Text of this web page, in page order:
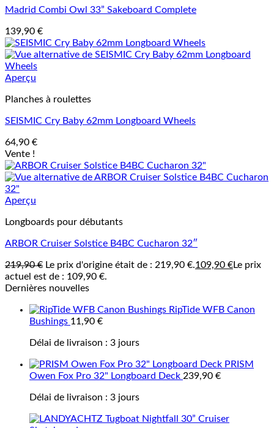
Madrid Combi Owl 33” Sakeboard Complete
139,90 €
Aperçu
Planches à roulettes
SEISMIC Cry Baby 62mm Longboard Wheels
64,90 €
Vente !
Aperçu
Longboards pour débutants
ARBOR Cruiser Solstice B4BC Cucharon 32″
219,90€ Le prix d'origine était de : 219,90 €.109,90 €Le prix
actuel est de : 109,90 €.
Dernières nouvelles
RipTide WFB Canon
Bushings 11,90 €
Délai de livraison : 3 jours
PRISM
Owen Fox Pro 32" Longboard Deck 239,90 €
Délai de livraison : 3 jours